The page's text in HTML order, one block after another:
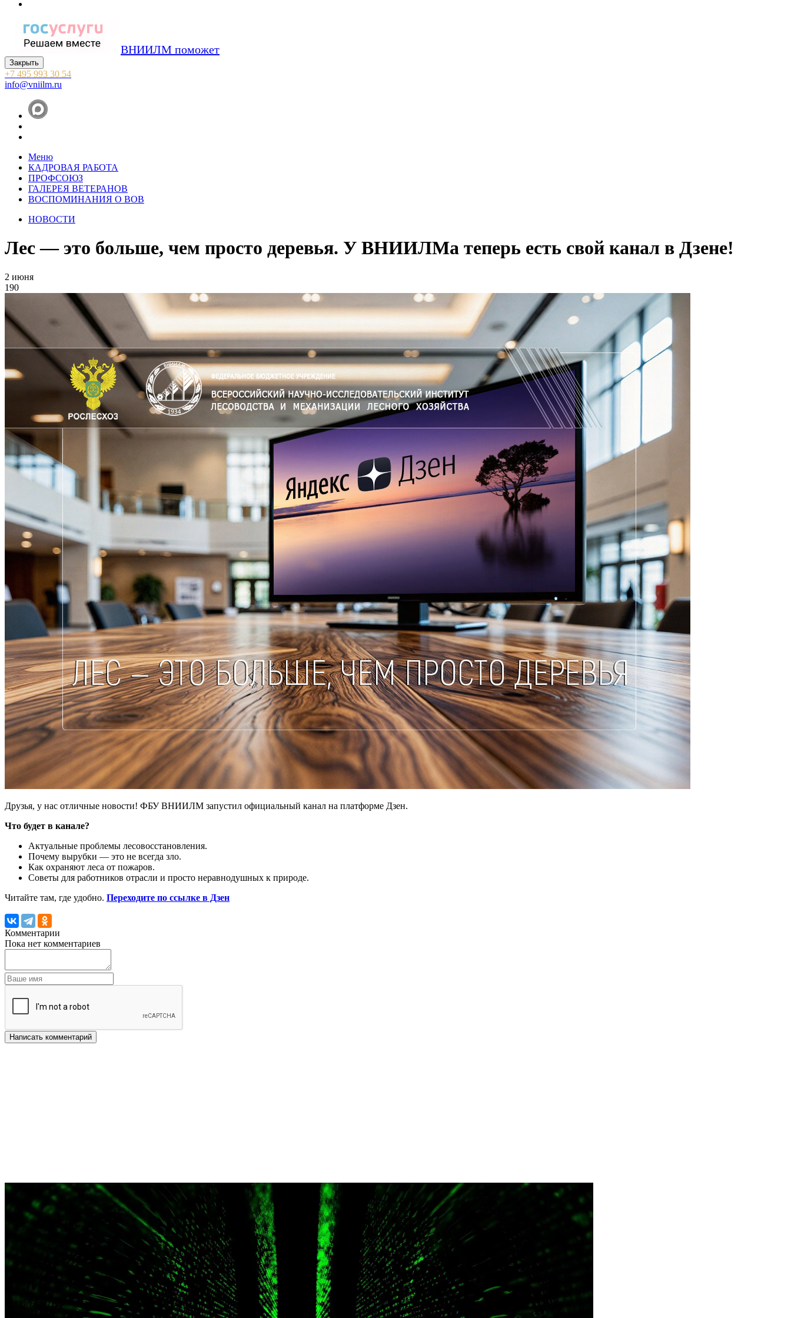
ВНИИЛМ поможет
Закрыть
+7 495 993 30 54
info@vniilm.ru
Меню
КАДРОВАЯ РАБОТА
ПРОФСОЮЗ
ГАЛЕРЕЯ ВЕТЕРАНОВ
ВОСПОМИНАНИЯ О ВОВ
НОВОСТИ
Лес — это больше, чем просто деревья. У ВНИИЛМа теперь есть свой канал в Дзене!
2 июня
190
Друзья, у нас отличные новости! ФБУ ВНИИЛМ запустил официальный канал на платформе Дзен.
Что будет в канале?
Актуальные проблемы лесовосстановления.
Почему вырубки — это не всегда зло.
Как охраняют леса от пожаров.
Советы для работников отрасли и просто неравнодушных к природе.
Читайте там, где удобно. Переходите по ссылке в Дзен
Комментарии
Пока нет комментариев
Написать комментарий